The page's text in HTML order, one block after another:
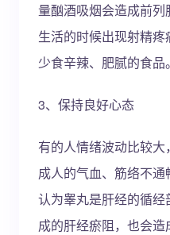
量酗酒吸烟会造成前
生活的时候出现射精疼
少食辛辣、肥腻的食品。
3、保持良好心态
有的人情绪波动比较
成人的气血、筋络不
认为睾丸是肝经的循
成的肝经瘀阻，也会